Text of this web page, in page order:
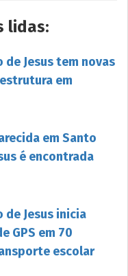
lidas:
Jesus tem novas
em
em Santo
é encontrada
Jesus inicia
GPS em 70
escolar